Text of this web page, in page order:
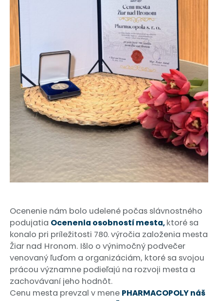
Ocenenie nám bolo udelené počas slávnostného
podujatia Ocenenia osobností mesta, ktoré sa
konalo pri príležitosti 780. výročia založenia mesta
Žiar nad Hronom. Išlo o výnimočný podvečer
venovaný ľuďom a organizáciám, ktoré sa svojou
prácou významne podieľajú na rozvoji mesta a
zachovávaní jeho hodnôt.
Cenu mesta prevzal v mene PHARMACOPOLY náš